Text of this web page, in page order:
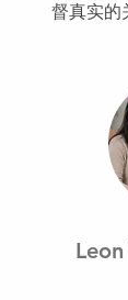
督真实的